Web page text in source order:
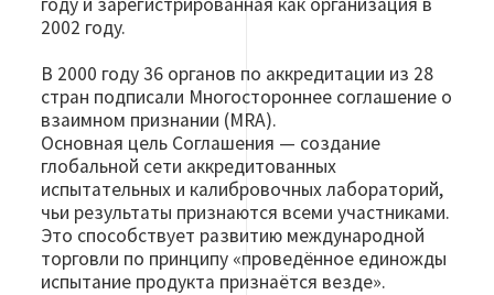
2002 году.
В 2000 году 36 органов по аккредитации из 28
стран подписали Многостороннее соглашение о
взаимном признании (MRA).
Основная цель Соглашения — создание
глобальной сети аккредитованных
испытательных и калибровочных лабораторий,
чьи результаты признаются всеми участниками.
Это способствует развитию международной
торговли по принципу «проведённое единожды
испытание продукта признаётся везде».